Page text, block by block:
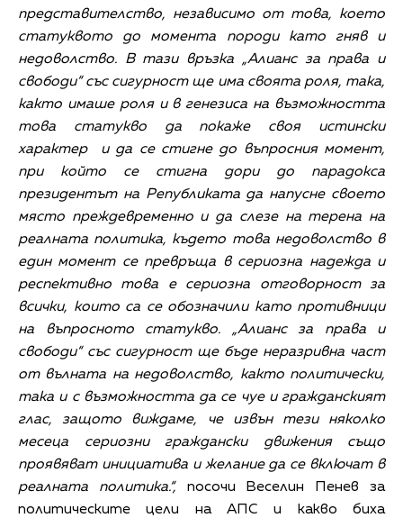
представителство, независимо от това, което
статуквото до момента породи като гняв и
недоволство. В тази връзка „Алианс за права и
свободи“ със сигурност ще има своята роля, така,
както имаше роля и в генезиса на възможността
това статукво да покаже своя истински
характер и да се стигне до въпросния момент,
при който се стигна дори до парадокса
президентът на Републиката да напусне своето
място преждевременно и да слезе на терена на
реалната политика, където това недоволство в
един момент се превръща в сериозна надежда и
респективно това е сериозна отговорност за
всички, които са се обозначили като противници
на въпросното статукво. „Алианс за права и
свободи“ със сигурност ще бъде неразривна част
от вълната на недоволство, както политически,
така и с възможността да се чуе и гражданският
глас, защото виждаме, че извън тези няколко
месеца сериозни граждански движения също
проявяват инициатива и желание да се включат в
реалната политика.“,посочи Веселин Пенев за
политическите цели на АПС и какво биха